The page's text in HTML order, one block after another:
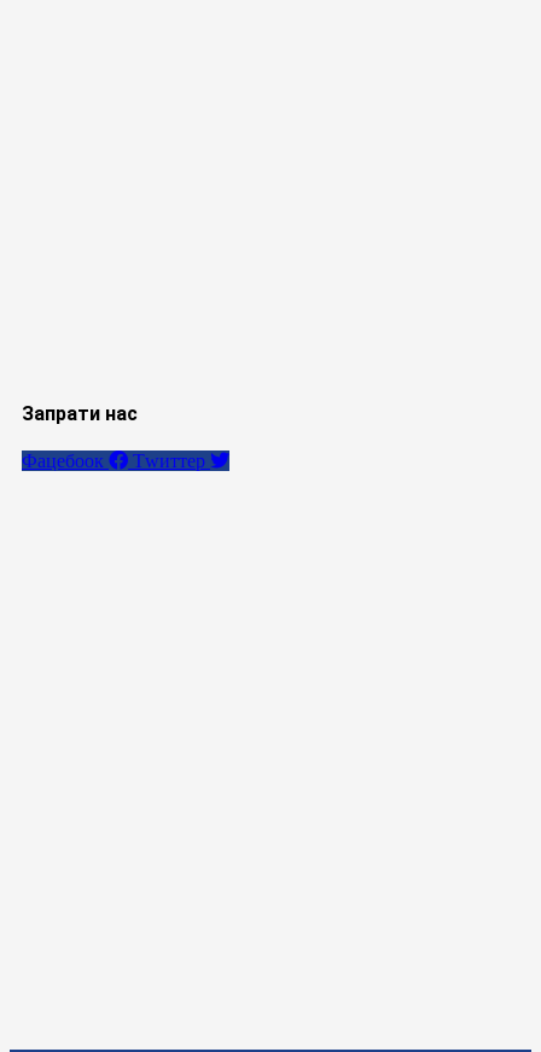
Запрати нас
Фацебоок Тwиттер